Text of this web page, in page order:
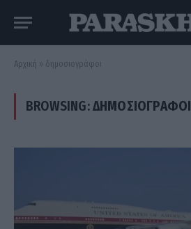
Αρχική » δημοσιογράφοι
BROWSING:ΔΗΜΟΣΙΟΓΡΆΦΟΙ